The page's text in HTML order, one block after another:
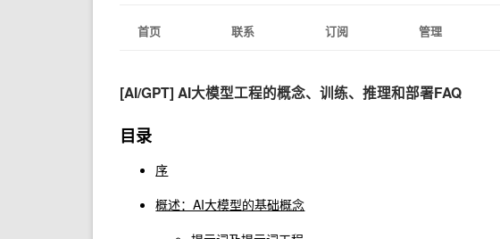
首页 联系 订阅 管理
[AI/GPT] AI大模型工程的概念、训练、推理和部署FAQ
目录
序
概述：AI大模型的基础概念